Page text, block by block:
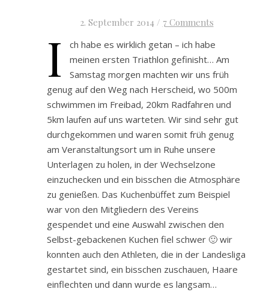
2. September 2014 / 7 Comments
I
ch habe es wirklich getan – ich habe
meinen ersten Triathlon gefinisht… Am
Samstag morgen machten wir uns früh
genug auf den Weg nach Herscheid, wo 500m
schwimmen im Freibad, 20km Radfahren und
5km laufen auf uns warteten. Wir sind sehr gut
durchgekommen und waren somit früh genug
am Veranstaltungsort um in Ruhe unsere
Unterlagen zu holen, in der Wechselzone
einzuchecken und ein bisschen die Atmosphäre
zu genießen. Das Kuchenbüffet zum Beispiel
war von den Mitgliedern des Vereins
gespendet und eine Auswahl zwischen den
Selbst-gebackenen Kuchen fiel schwer 🙂 wir
konnten auch den Athleten, die in der Landesliga
gestartet sind, ein bisschen zuschauen, Haare
einflechten und dann wurde es langsam…